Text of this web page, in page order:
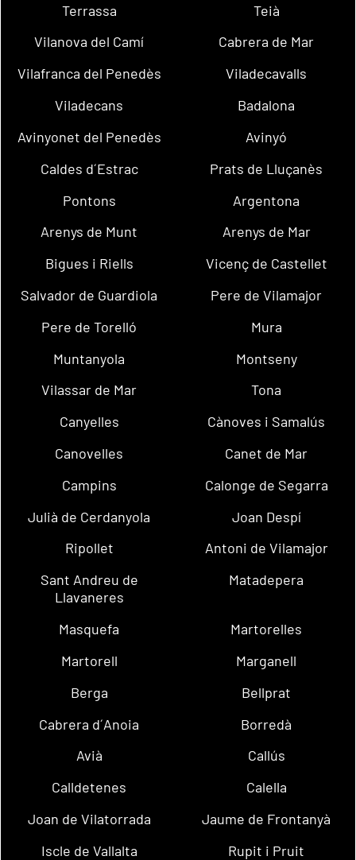
Terrassa
Teià
Vilanova del Camí
Cabrera de Mar
Vilafranca del Penedès
Viladecavalls
Viladecans
Badalona
Avinyonet del Penedès
Avinyó
Caldes d´Estrac
Prats de Lluçanès
Pontons
Argentona
Arenys de Munt
Arenys de Mar
Bigues i Riells
Vicenç de Castellet
Salvador de Guardiola
Pere de Vilamajor
Pere de Torelló
Mura
Muntanyola
Montseny
Vilassar de Mar
Tona
Canyelles
Cànoves i Samalús
Canovelles
Canet de Mar
Campins
Calonge de Segarra
Julià de Cerdanyola
Joan Despí
Ripollet
Antoni de Vilamajor
Sant Andreu de
Llavaneres
Matadepera
Masquefa
Martorelles
Martorell
Marganell
Berga
Bellprat
Cabrera d´Anoia
Borredà
Avià
Callús
Calldetenes
Calella
Joan de Vilatorrada
Jaume de Frontanyà
Iscle de Vallalta
Rupit i Pruit